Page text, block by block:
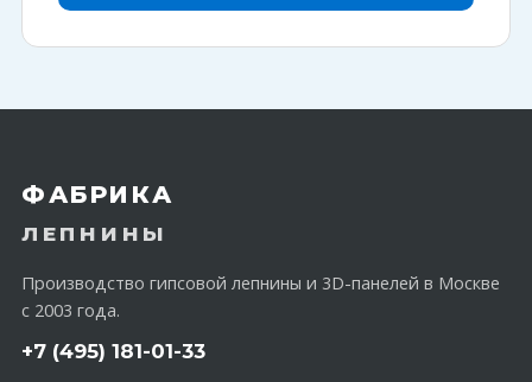
ФАБРИКА
ЛЕПНИНЫ
Производство гипсовой лепнины и 3D-панелей в Москве
с 2003 года.
+7 (495) 181-01-33